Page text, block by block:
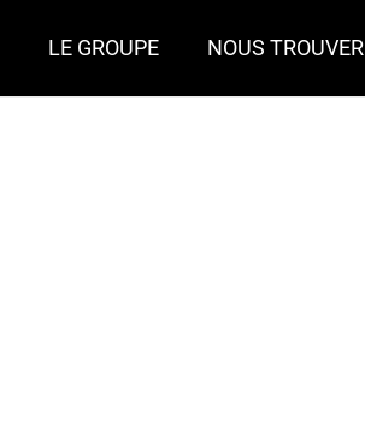
LE GROUPE NOUS TROUVER